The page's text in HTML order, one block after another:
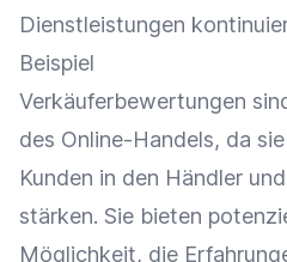
Dienstleistungen
Beispiel
Verkäuferbewertungen
des Online-Handels, da
Kunden in den Händler
stärken. Sie bieten
Möglichkeit, die